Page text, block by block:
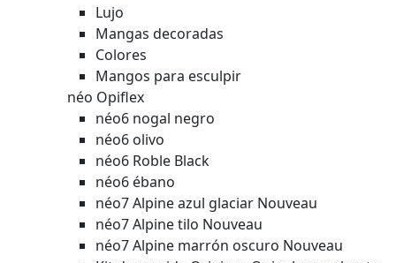
Lujo
Mangas decoradas
Colores
Mangos para esculpir
néo Opiflex
néo6 nogal negro
néo6 olivo
néo6 Roble Black
néo6 ébano
néo7 Alpine azul glaciar Nouveau
néo7 Alpine tilo Nouveau
néo7 Alpine marrón oscuro Nouveau